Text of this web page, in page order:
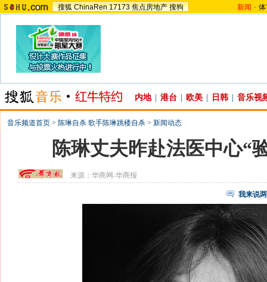
搜狐 ChinaRen 17173 焦点房地产 搜狗 新闻 -
内地 港台 欧美 日韩 音乐视
音乐频道首页 > 陈琳自杀 歌手陈琳跳楼自杀 > 新闻动态
陈琳丈夫昨赴法医中心“
来源： 华商网-华商报
我来说